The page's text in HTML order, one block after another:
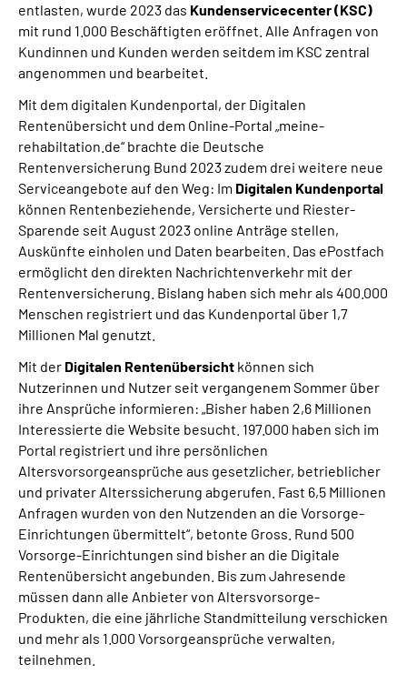
entlasten, wurde 2023 das Kundenservicecenter (KSC)
mit rund 1.000 Beschäftigten eröffnet. Alle Anfragen von
Kundinnen und Kunden werden seitdem im KSC zentral
angenommen und bearbeitet.
Mit dem digitalen Kundenportal, der Digitalen
Rentenübersicht und dem Online-Portal „meine-
rehabiltation.de“ brachte die Deutsche
Rentenversicherung Bund 2023 zudem drei weitere neue
Serviceangebote auf den Weg: Im Digitalen Kundenportal
können Rentenbeziehende, Versicherte und Riester-
Sparende seit August 2023 online Anträge stellen,
Auskünfte einholen und Daten bearbeiten. Das ePostfach
ermöglicht den direkten Nachrichtenverkehr mit der
Rentenversicherung. Bislang haben sich mehr als 400.000
Menschen registriert und das Kundenportal über 1,7
Millionen Mal genutzt.
Mit der Digitalen Rentenübersicht können sich
Nutzerinnen und Nutzer seit vergangenem Sommer über
ihre Ansprüche informieren: „Bisher haben 2,6 Millionen
Interessierte die Website besucht. 197.000 haben sich im
Portal registriert und ihre persönlichen
Altersvorsorgeansprüche aus gesetzlicher, betrieblicher
und privater Alterssicherung abgerufen. Fast 6,5 Millionen
Anfragen wurden von den Nutzenden an die Vorsorge-
Einrichtungen übermittelt“, betonte Gross. Rund 500
Vorsorge-Einrichtungen sind bisher an die Digitale
Rentenübersicht angebunden. Bis zum Jahresende
müssen dann alle Anbieter von Altersvorsorge-
Produkten, die eine jährliche Standmitteilung verschicken
und mehr als 1.000 Vorsorgeansprüche verwalten,
teilnehmen.